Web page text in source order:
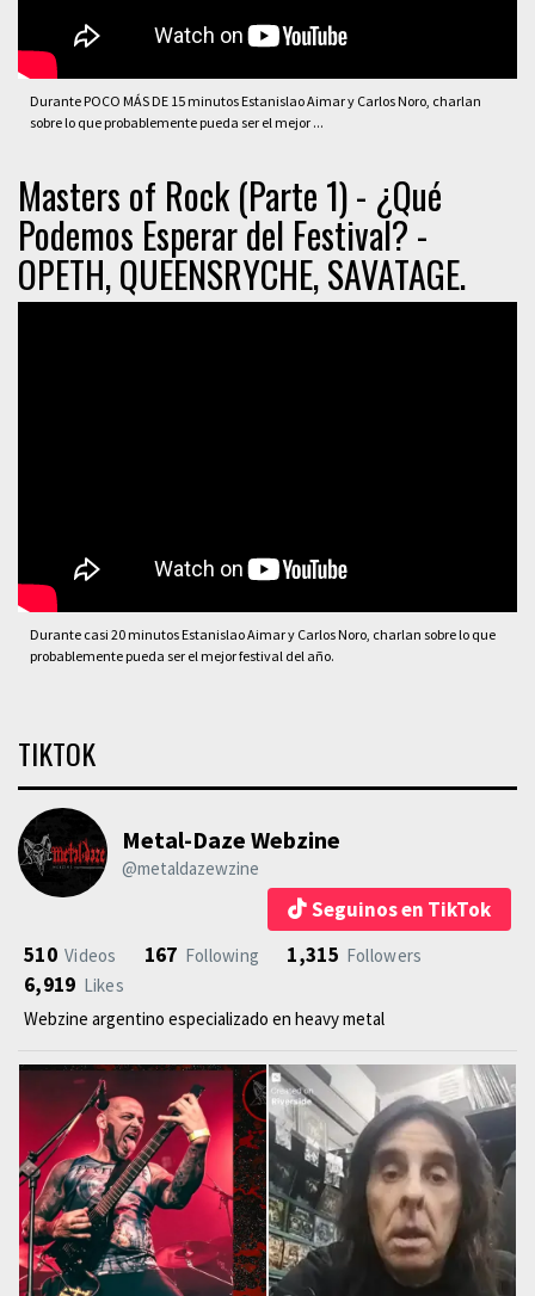
Durante POCO MÁS DE 15 minutos Estanislao Aimar y Carlos Noro, charlan
sobre lo que probablemente pueda ser el mejor ...
Masters of Rock (Parte 1) - ¿Qué
Podemos Esperar del Festival? -
OPETH, QUEENSRYCHE, SAVATAGE.
Durante casi 20 minutos Estanislao Aimar y Carlos Noro, charlan sobre lo que
probablemente pueda ser el mejor festival del año.
TIKTOK
Metal-Daze Webzine
@metaldazewzine
Seguinos en TikTok
510 Videos 167 Following 1,315 Followers
6,919 Likes
Webzine argentino especializado en heavy metal